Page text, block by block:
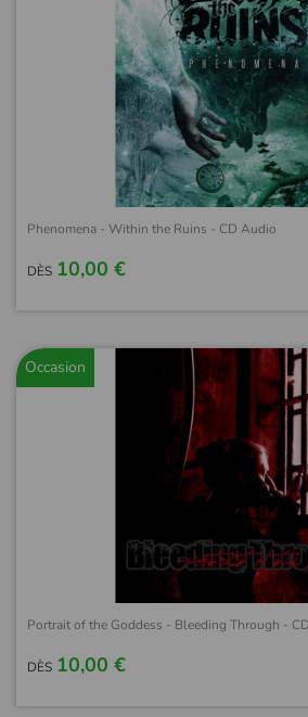
Phenomena - Within the Ruins - CD Audio
DÈS 10,00 €
Occasion
Portrait of the Goddess - Bleeding Through -
DÈS 10,00 €